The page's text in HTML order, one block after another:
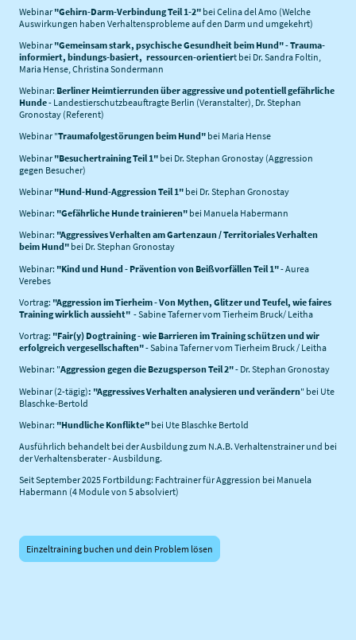
Webinar "Gehirn-Darm-Verbindung Teil 1-2" bei Celina del Amo (Welche
Auswirkungen haben Verhaltensprobleme auf den Darm und umgekehrt)
Webinar "Gemeinsam stark, psychische Gesundheit beim Hund"-Trauma-
informiert, bindungs-basiert, ressourcen-orientiert bei Dr. Sandra Foltin,
Maria Hense, Christina Sondermann
Webinar: Berliner Heimtierrunden über aggressive und potentiell gefährliche
Hunde- Landestierschutzbeauftragte Berlin (Veranstalter), Dr. Stephan
Gronostay (Referent)
Webinar "Traumafolgestörungen beim Hund" bei Maria Hense
Webinar "Besuchertraining Teil 1" bei Dr. Stephan Gronostay (Aggression
gegen Besucher)
Webinar "Hund-Hund-Aggression Teil 1" bei Dr. Stephan Gronostay
Webinar: "Gefährliche Hunde trainieren" bei Manuela Habermann
Webinar: "Aggressives Verhalten am Gartenzaun / Territoriales Verhalten
beim Hund" bei Dr. Stephan Gronostay
Webinar: "Kind und Hund - Prävention von Beißvorfällen Teil 1"- Aurea
Verebes
Vortrag: "Aggression im Tierheim - Von Mythen, Glitzer und Teufel, wie faires
Training wirklich aussieht" - Sabine Taferner vom Tierheim Bruck/ Leitha
Vortrag: "Fair(y) Dogtraining - wie Barrieren im Training schützen und wir
erfolgreich vergesellschaften"- Sabina Taferner vom Tierheim Bruck / Leitha
Webinar: "Aggression gegen die Bezugsperson Teil 2"- Dr. Stephan Gronostay
Webinar (2-tägig): "Aggressives Verhalten analysieren und verändern" bei Ute
Blaschke-Bertold
Webinar: "Hundliche Konflikte" bei Ute Blaschke Bertold
Ausführlich behandelt bei der Ausbildung zum N.A.B. Verhaltenstrainer und bei
der Verhaltensberater - Ausbildung.
Seit September 2025 Fortbildung: Fachtrainer für Aggression bei Manuela
Habermann (4 Module von 5 absolviert)
Einzeltraining buchen und dein Problem lösen